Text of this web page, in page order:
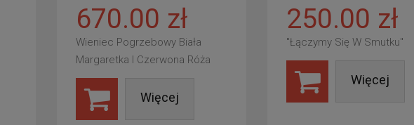
670.00 zł
Wieniec Pogrzebowy Biała
Margaretka I Czerwona Róża
Więcej
250.00 zł
"Łączymy Się W Smutku"
Więcej